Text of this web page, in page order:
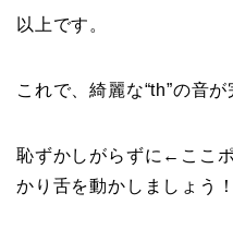
以上です。
これで、綺麗な“th”の音が
恥ずかしがらずに←こ
かり舌を動かしましょう！